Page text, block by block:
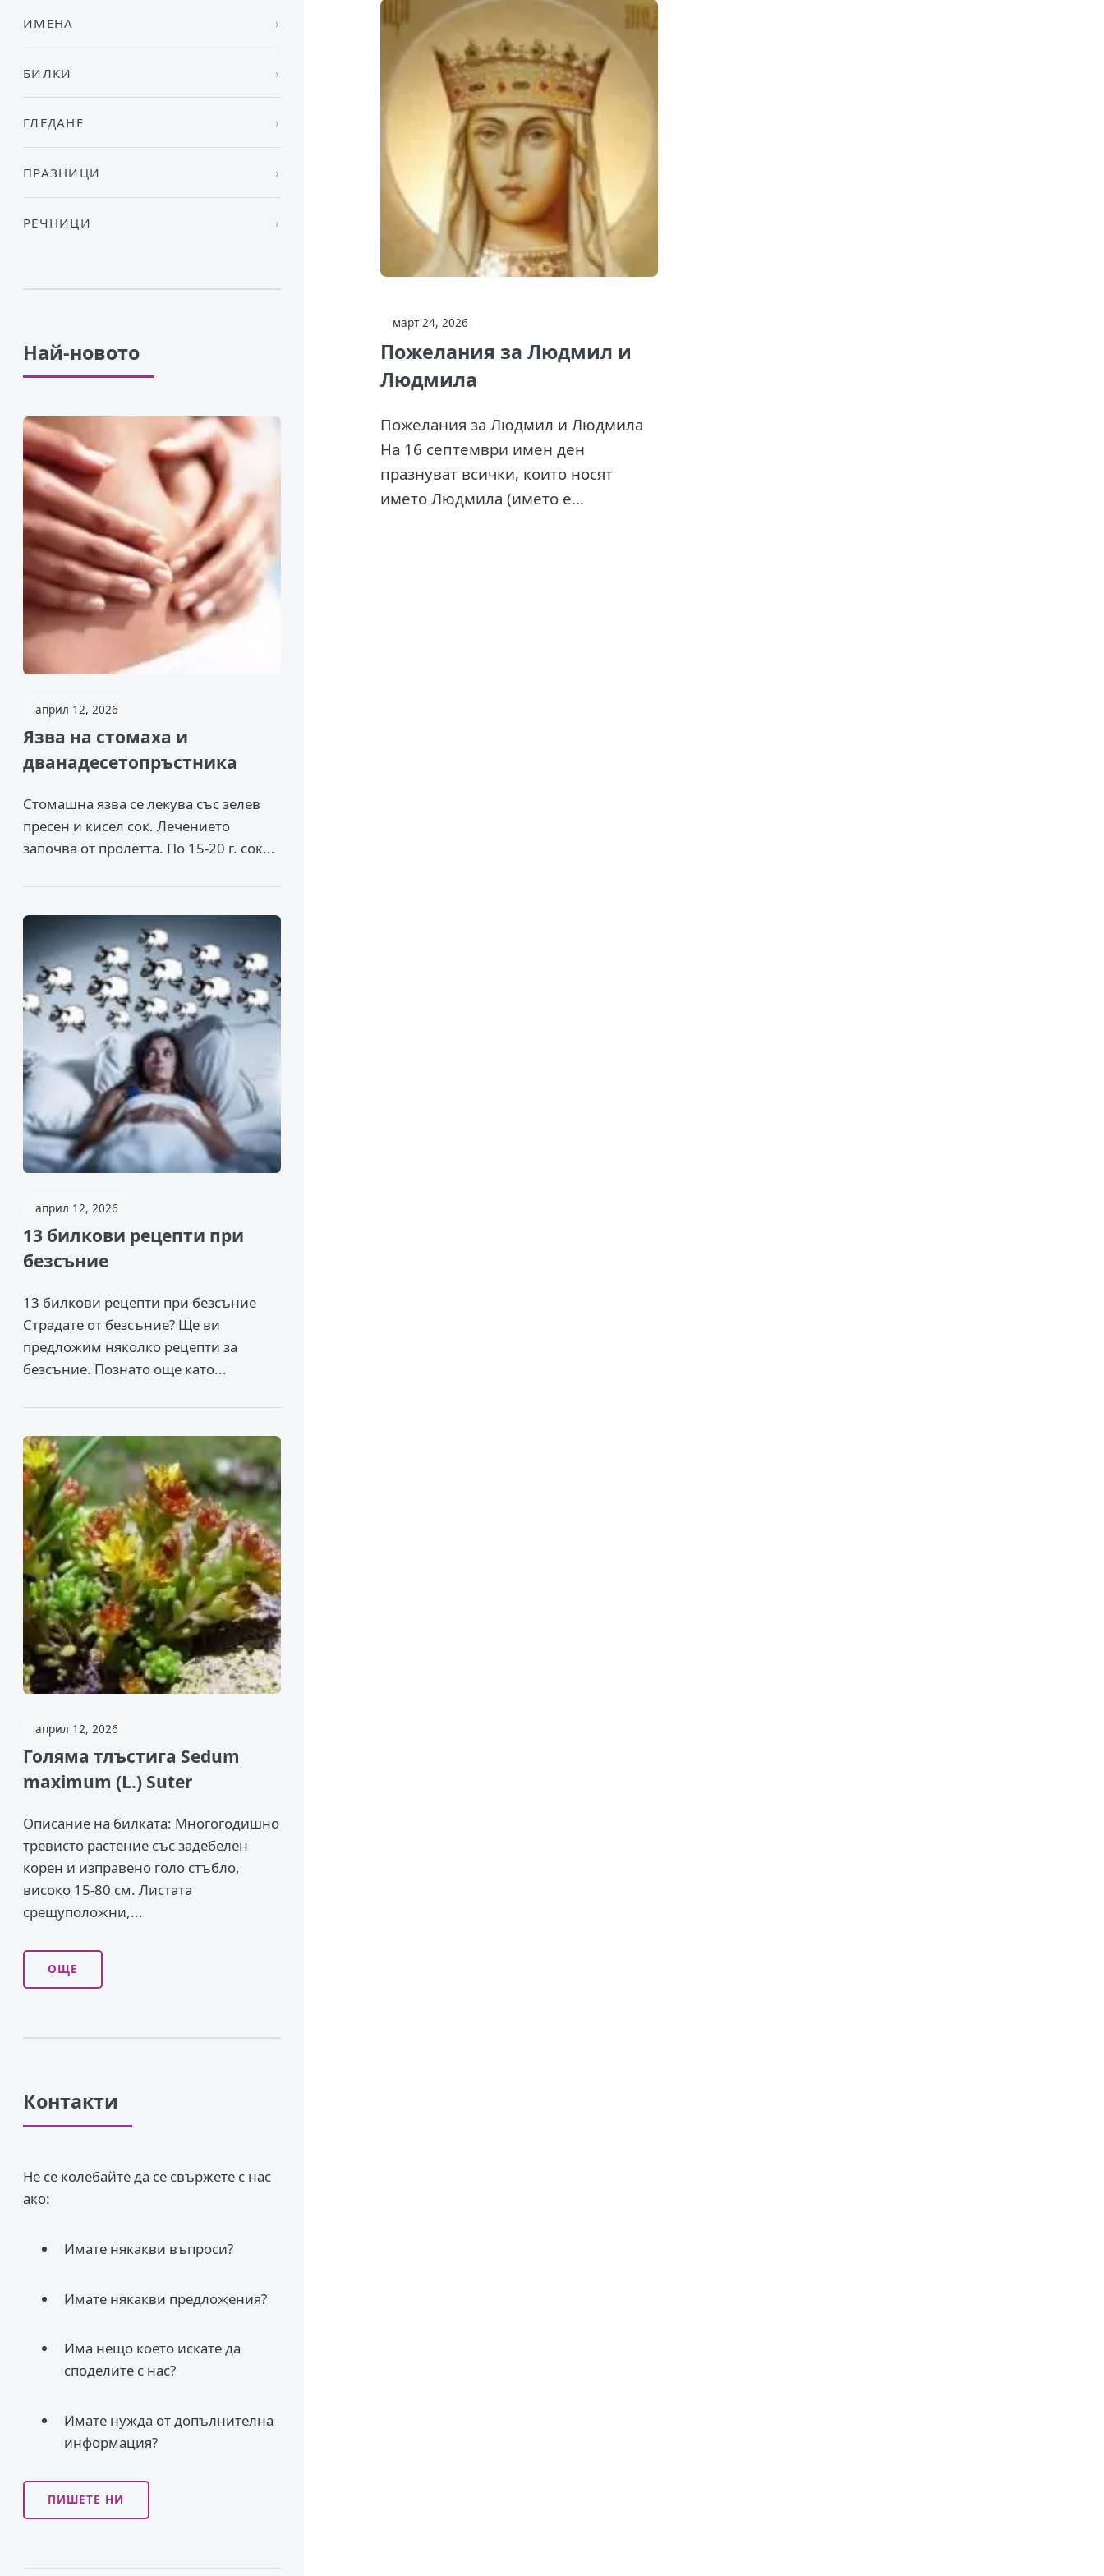
март 24, 2026
Пожелания за Людмил и
Людмила
Пожелания за Людмил и Людмила
На 16 септември имен ден
празнуват всички, които носят
името Людмила (името е...
ИМЕНА
БИЛКИ
ГЛЕДАНЕ
ПРАЗНИЦИ
РЕЧНИЦИ
Най-новото
април 12, 2026
Язва на стомаха и
дванадесетопръстника
Стомашна язва се лекува със зелев
пресен и кисел сок. Лечението
започва от пролетта. По 15-20 г. сок...
април 12, 2026
13 билкови рецепти при
безсъние
13 билкови рецепти при безсъние
Страдате от безсъние? Ще ви
предложим няколко рецепти за
безсъние. Познато още като...
април 12, 2026
Голяма тлъстига Sedum
maximum (L.) Suter
Описание на билката: Многогодишно
тревисто растение със задебелен
корен и изправено го­ло стъбло,
високо 15-80 см. Листата
срещуположни,...
ОЩЕ
Контакти
Не се колебайте да се свържете с нас
ако:
Имате някакви въпроси?
Имате някакви предложения?
Има нещо което искате да
споделите с нас?
Имате нужда от допълнителна
информация?
ПИШЕТЕ НИ